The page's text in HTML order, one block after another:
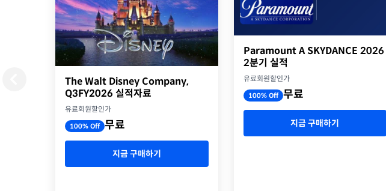
The Walt Disney Company,
Q3FY2026 실적자료
유료회원할인가
100% Off 무료
지금 구매하기
Paramount A SKYDANCE 2026
2분기 실적
유료회원할인가
100% Off 무료
지금 구매하기